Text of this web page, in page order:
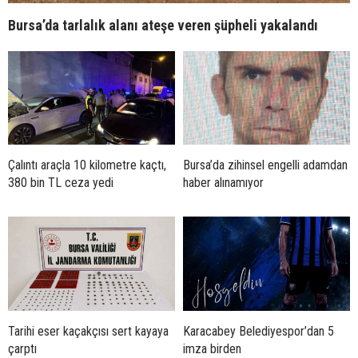
Bursa’da tarlalık alanı ateşe veren şüpheli yakalandı
Çalıntı araçla 10 kilometre kaçtı,
380 bin TL ceza yedi
Bursa’da zihinsel engelli adamdan
haber alınamıyor
Tarihi eser kaçakçısı sert kayaya
çarptı
Karacabey Belediyespor’dan 5
imza birden